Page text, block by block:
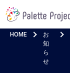
HOME
お
知
ら
せ